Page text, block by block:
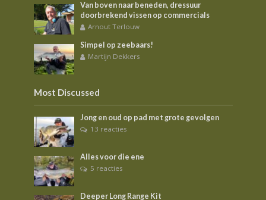
Van boven naar beneden, dressuur
doorbrekend vissen op commercials
Arnout Terlouw
Simpel op zeebaars!
Martijn Dekkers
Most Discussed
Jong en oud op pad met grote gevolgen
13 reacties
Alles voor die ene
5 reacties
Deeper Long Range Kit